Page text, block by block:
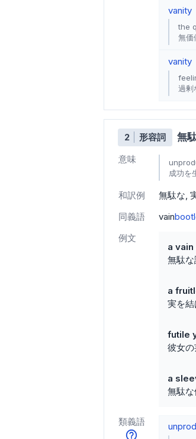
vanity
the
無価
vanity
過剰
2 形容詞 無
意味
成功を
和訳例 無駄な
同義語
vain
例文
a
無駄な
a
実を
futile
彼女
a
無駄な
類義語